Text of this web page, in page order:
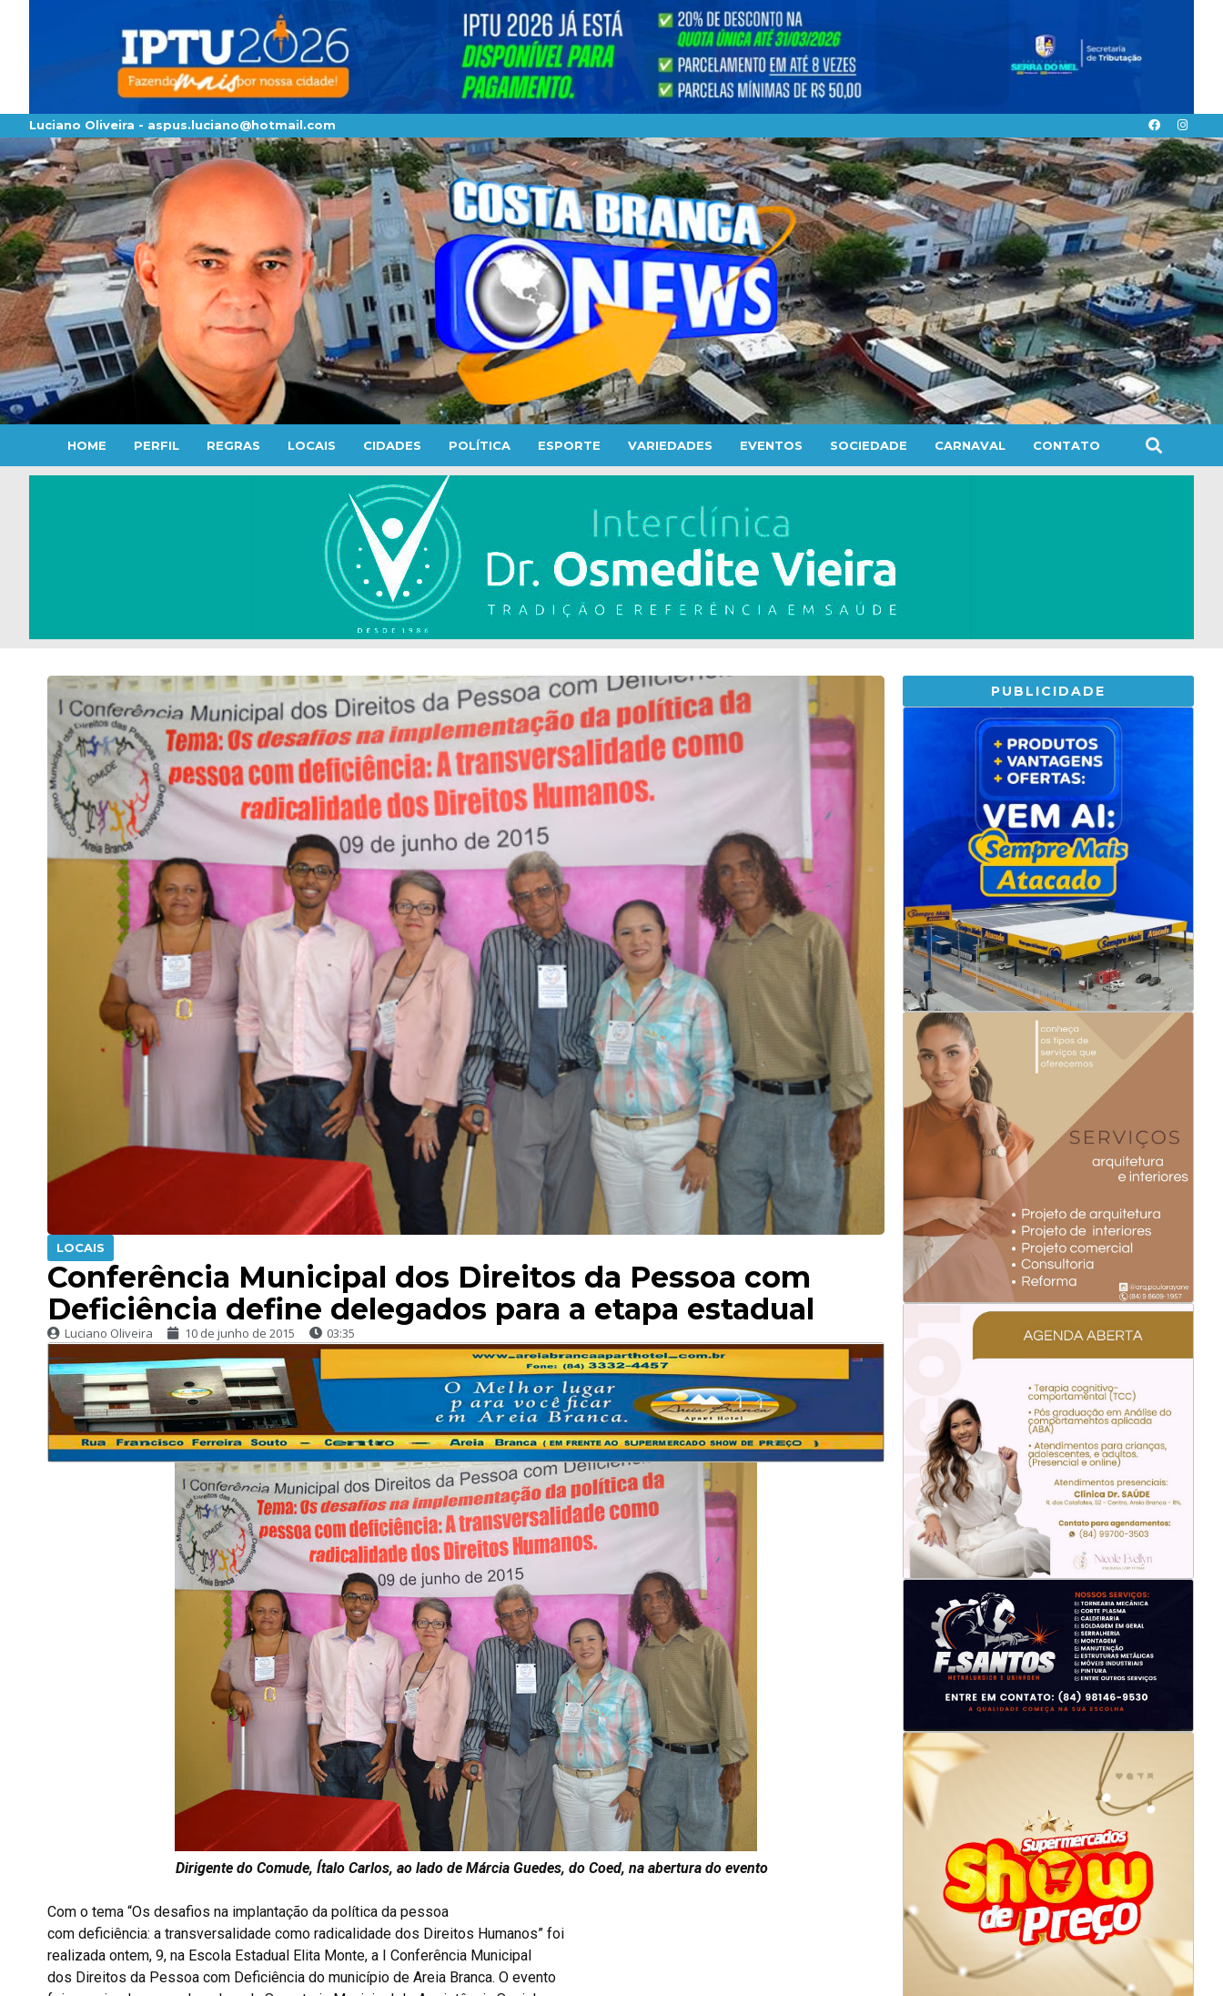
Luciano Oliveira - aspus.luciano@hotmail.com
HOME PERFIL REGRAS LOCAIS CIDADES POLÍTICA ESPORTE VARIEDADES EVENTOS SOCIEDADE CARNAVAL CONTATO
LOCAIS
Conferência Municipal dos Direitos da Pessoa com
Deficiência define delegados para a etapa estadual
Luciano Oliveira 10 de junho de 2015 03:35
Dirigente do Comude, Ítalo Carlos, ao lado de Márcia Guedes, do Coed, na abertura do evento
Com o tema “Os desafios na implantação da política da pessoa
com deficiência: a transversalidade como radicalidade dos Direitos Humanos” foi
realizada ontem, 9, na Escola Estadual Elita Monte, a I Conferência Municipal
dos Direitos da Pessoa com Deficiência do município de Areia Branca. O evento
PUBLICIDADE